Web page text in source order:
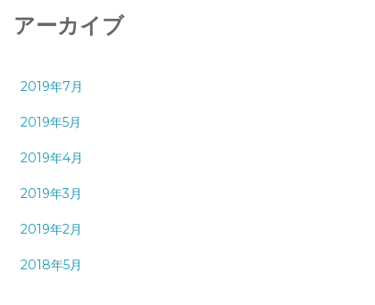
アーカイブ
2019年7月
2019年5月
2019年4月
2019年3月
2019年2月
2018年5月